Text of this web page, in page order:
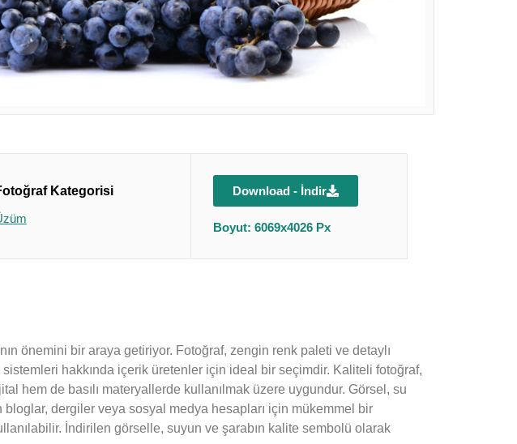
Kategorisi
Download - İndir
Boyut: 6069x4026 Px
önemini bir araya getiriyor. Fotoğraf, zengin renk paleti ve detaylı
sistemleri hakkında içerik üretenler için ideal bir seçimdir. Kaliteli fotoğraf,
hem de basılı materyallerde kullanılmak üzere uygundur. Görsel, su
dergiler veya sosyal medya hesapları için mükemmel bir
İndirilen görselle, suyun ve şarabın kalite sembolü olarak